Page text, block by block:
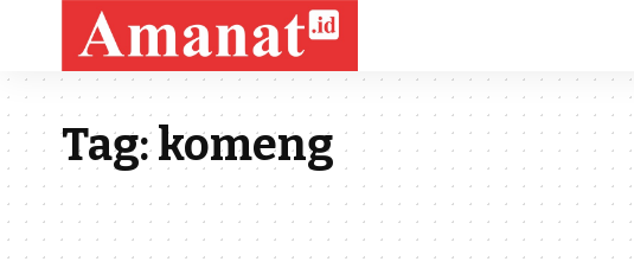
Tag:komeng